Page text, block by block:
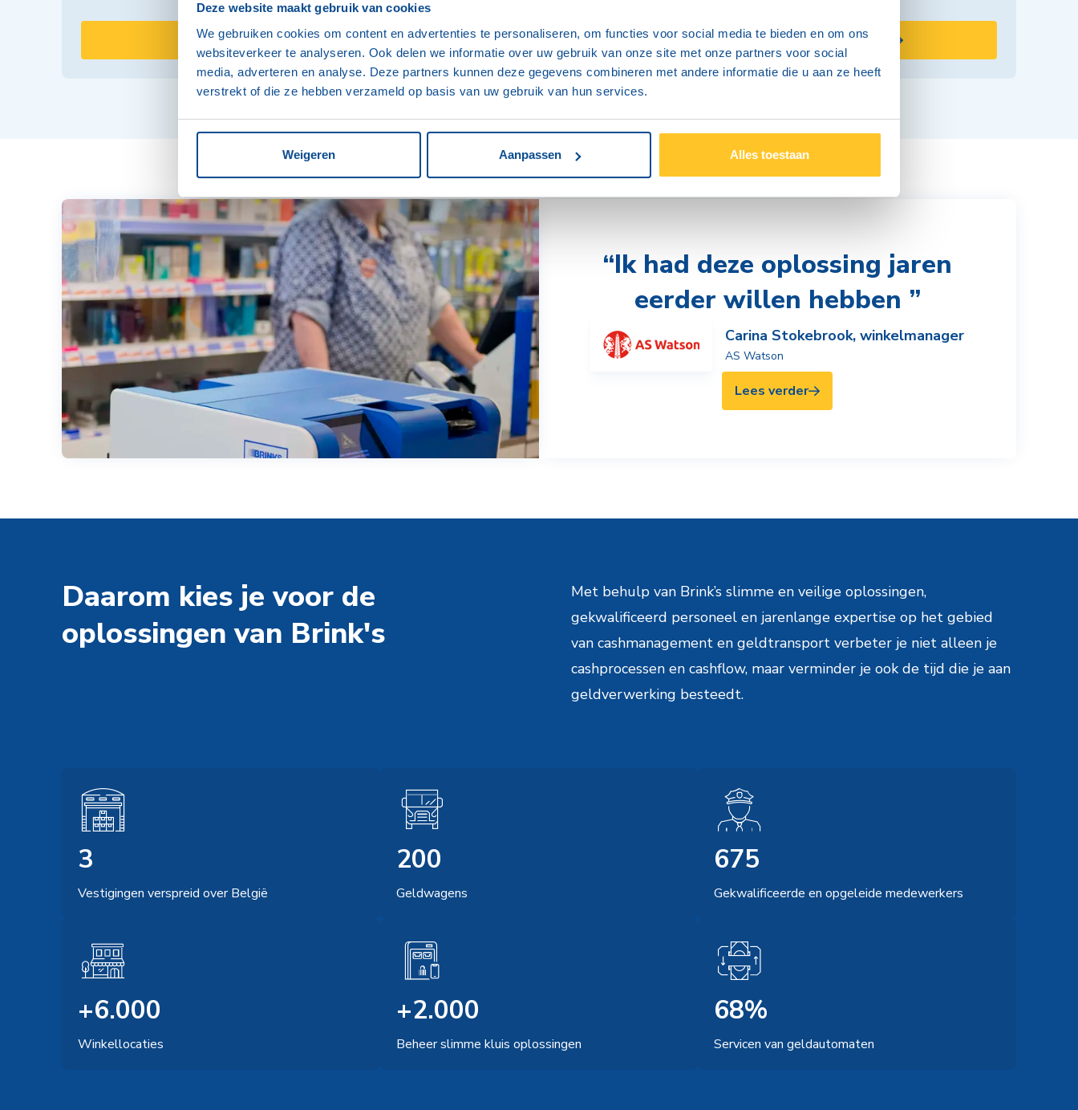
Deze website maakt gebruik van cookies
We gebruiken cookies om content en advertenties te personaliseren, om functies voor social media te bieden en om ons
websiteverkeer te analyseren. Ook delen we informatie over uw gebruik van onze site met onze partners voor social
media, adverteren en analyse. Deze partners kunnen deze gegevens combineren met andere informatie die u aan ze heeft
verstrekt of die ze hebben verzameld op basis van uw gebruik van hun services.
Weigeren Aanpassen Alles toestaan
RetailBox Complete Paystation
Ik had deze oplossing jaren
eerder willen hebben
Carina Stokebrook, winkelmanager
AS Watson
Lees verder
Daarom kies je voor de
oplossingen van Brink's
Met behulp van Brink’s slimme en veilige oplossingen,
gekwalificeerd personeel en jarenlange expertise op het gebied
van cashmanagement en geldtransport verbeter je niet alleen je
cashprocessen en cashflow, maar verminder je ook de tijd die je aan
geldverwerking besteedt.
3
Vestigingen verspreid over België
200
Geldwagens
675
Gekwalificeerde en opgeleide medewerkers
+6.000
Winkellocaties
+2.000
Beheer slimme kluis oplossingen
68%
Servicen van geldautomaten